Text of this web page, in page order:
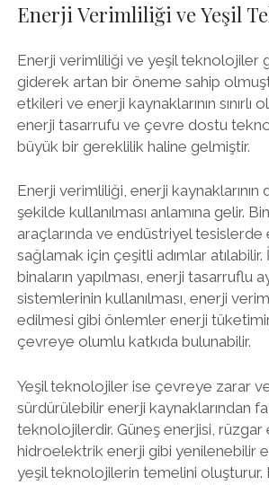
Enerji Verimliliği ve Yeşil
Enerji verimliliği ve yeşil teknolojiler
giderek artan bir öneme sahip
etkileri ve enerji kaynaklarının sınırlı
enerji tasarrufu ve çevre dostu
büyük bir gereklilik haline gelmiştir.
Enerji verimliliği, enerji kaynaklarının
şekilde kullanılması anlamına gelir.
araçlarında ve endüstriyel tesislerde
sağlamak için çeşitli adımlar atılabilir.
binaların yapılması, enerji tasarruflu
sistemlerinin kullanılması, enerji
edilmesi gibi önlemler enerji
çevreye olumlu katkıda bulunabilir.
Yeşil teknolojiler ise çevreye zarar
sürdürülebilir enerji kaynaklarından
teknolojilerdir. Güneş enerjisi, rüzgar
hidroelektrik enerji gibi yenilenebilir
yeşil teknolojilerin temelini oluşturur.